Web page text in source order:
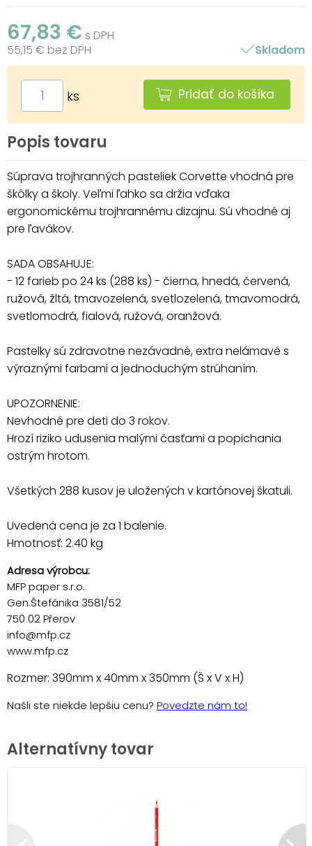
67,83 € s DPH
55,15 € bez DPH
Skladom
ks Pridať do košíka
Popis tovaru
Súprava trojhranných pasteliek Corvette vhodná pre
škôlky a školy. Veľmi ľahko sa držia vďaka
ergonomickému trojhrannému dizajnu. Sú vhodné aj
pre ľavákov.
SADA OBSAHUJE:
- 12 farieb po 24 ks (288 ks) - čierna, hnedá, červená,
ružová, žltá, tmavozelená, svetlozelená, tmavomodrá,
svetlomodrá, fialová, ružová, oranžová.
Pastelky sú zdravotne nezávadné, extra nelámavé s
výraznými farbami a jednoduchým strúhaním.
UPOZORNENIE:
Nevhodné pre deti do 3 rokov.
Hrozí riziko udusenia malými časťami a popichania
ostrým hrotom.
Všetkých 288 kusov je uložených v kartónovej škatuli.
Uvedená cena je za 1 balenie.
Hmotnosť: 2.40 kg
Adresa výrobcu:
MFP paper s.r.o.
Gen.Štefánika 3581/52
750 02 Přerov
info@mfp.cz
www.mfp.cz
Rozmer: 390mm x 40mm x 350mm (Š x V x H)
Našli ste niekde lepšiu cenu? Povedzte nám to!
Alternatívny tovar